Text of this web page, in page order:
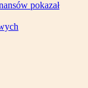
pokazał